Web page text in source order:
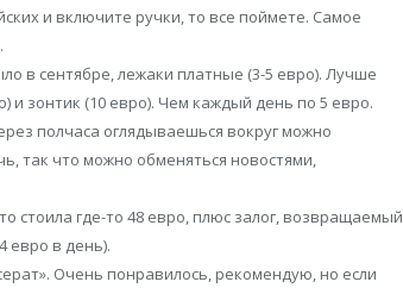
и включите ручки, то все поймете. Самое
в сентябре, лежаки платные (3-5 евро). Лучше
и зонтик (10 евро). Чем каждый день по 5 евро.
полчаса оглядываешься вокруг можно
так что можно обменяться новостями,
стоила где-то 48 евро, плюс залог, возвращаемый
евро в день).
Очень понравилось, рекомендую, но если